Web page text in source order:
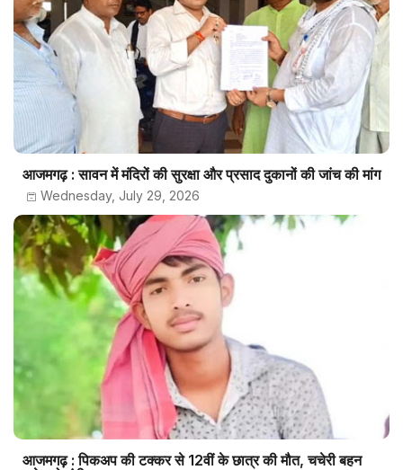
आजमगढ़ : सावन में मंदिरों की सुरक्षा और प्रसाद दुकानों की जांच की मांग
Wednesday, July 29, 2026
आजमगढ़ : पिकअप की टक्कर से 12वीं के छात्र की मौत, चचेरी बहन